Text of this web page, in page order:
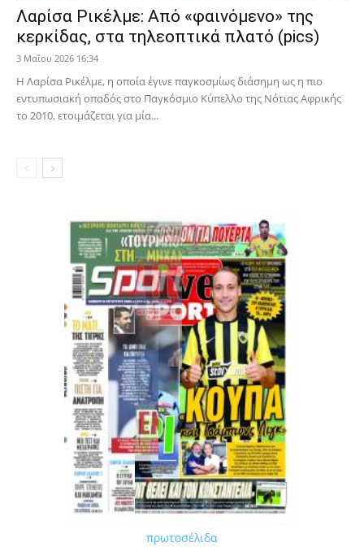
Λαρίσα Ρικέλμε: Από «φαινόμενο» της
κερκίδας, στα τηλεοπτικά πλατό (pics)
3 Μαΐου 2026 16:34
Η Λαρίσα Ρικέλμε, η οποία έγινε παγκοσμίως διάσημη ως η πιο
εντυπωσιακή οπαδός στο Παγκόσμιο Κύπελλο της Νότιας Αφρικής
το 2010, ετοιμάζεται για μία...
πρωτοσέλιδα